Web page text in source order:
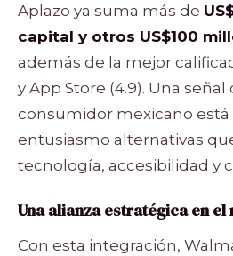
Aplazo ya suma más de
capital y otros US$100
además de la mejor
y App Store (4.9). Una señal
consumidor mexicano
entusiasmo alternativas
tecnología, accesibilidad y
Una alianza estratégica en
Con esta integración,